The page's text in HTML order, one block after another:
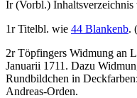
Ir (Vorbl.)
1r Titelbl. wie 44 Blankenb.
2r Töpfingers Widmung an
Januarii 1711. Dazu
Rundbildchen in
Andreas-Orden.